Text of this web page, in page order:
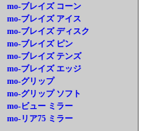
mo-ブレイズ コーン
mo-ブレイズ アイス
mo-ブレイズ ディスク
mo-ブレイズ ピン
mo-ブレイズ テンズ
mo-ブレイズ エッジ
mo-グリップ
mo-グリップ ソフト
mo-ビュー ミラー
mo-リア75 ミラー